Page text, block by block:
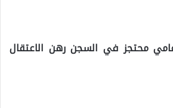
محتجز في السجن رهن الاعتقال